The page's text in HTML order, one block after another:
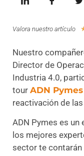
Valora nuestro artículo
Nuestro
Director de
Industria 4.0,
tour ADN
reactivación de
ADN Pymes es
los mejores
sector te